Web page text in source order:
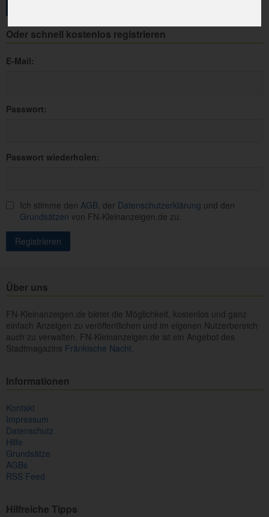
Oder schnell kostenlos registrieren
E-Mail:
Passwort:
Passwort wiederholen:
Ich stimme den AGB, der Datenschutzerklärung und den
Grundsätzen von FN-Kleinanzeigen.de zu.
Über uns
FN-Kleinanzeigen.de bietet die Möglichkeit, kostenlos und ganz
einfach Anzeigen zu veröffentlichen und im eigenen Nutzerbereich
auch zu verwalten. FN-Kleinanzeigen.de ist ein Angebot des
Stadtmagazins Fränkische Nacht.
Informationen
Kontakt
Impressum
Datenschutz
Hilfe
Grundsätze
AGBs
RSS Feed
Hilfreiche Tipps